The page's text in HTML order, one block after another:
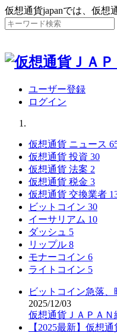
仮想通貨japanでは、仮
ユーザー登録
ログイン
仮想通貨 ニュース
仮想通貨 投資 30
仮想通貨 法案 2
仮想通貨 税金 3
仮想通貨 交換業者
ビットコイン 30
イーサリアム 10
ダッシュ 5
リップル 8
モナーコイン 6
ライトコイン 5
ビットコイン急落
2025/12/03
仮想通貨ＪＡＰＡＮ
【2025最新】仮想